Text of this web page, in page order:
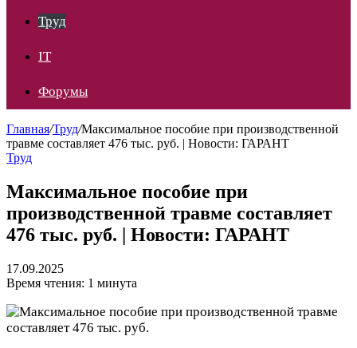
Труд
IT
Форумы
Главная/Труд/Максимальное пособие при производственной
травме составляет 476 тыс. руб. | Новости: ГАРАНТ
Труд
Максимальное пособие при
производственной травме составляет
476 тыс. руб. | Новости: ГАРАНТ
17.09.2025
Время чтения: 1 минута